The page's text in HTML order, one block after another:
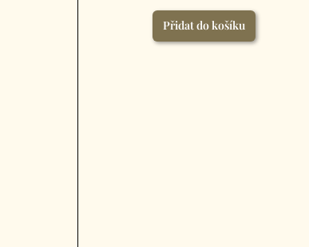
Přidat do košíku